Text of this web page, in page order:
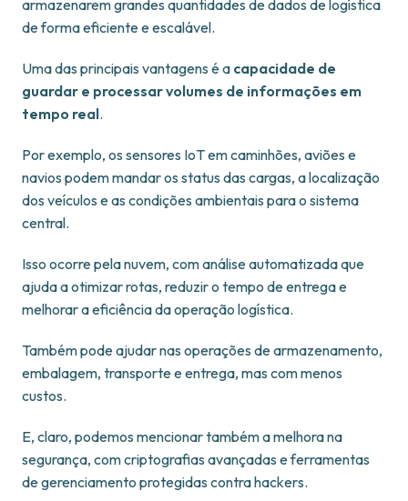
armazenarem grandes quantidades de dados de logística
de forma eficiente e escalável.
Uma das principais vantagens é a capacidade de
guardar e processar volumes de informações em
tempo real.
Por exemplo, os sensores IoT em caminhões, aviões e
navios podem mandar os status das cargas, a localização
dos veículos e as condições ambientais para o sistema
central.
Isso ocorre pela nuvem, com análise automatizada que
ajuda a otimizar rotas, reduzir o tempo de entrega e
melhorar a eficiência da operação logística.
Também pode ajudar nas operações de armazenamento,
embalagem, transporte e entrega, mas com menos
custos.
E, claro, podemos mencionar também a melhora na
segurança, com criptografias avançadas e ferramentas
de gerenciamento protegidas contra hackers.